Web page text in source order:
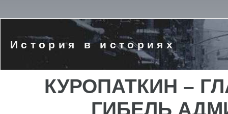
История в историях
КУРОПАТКИН –
ГИБЕЛЬ